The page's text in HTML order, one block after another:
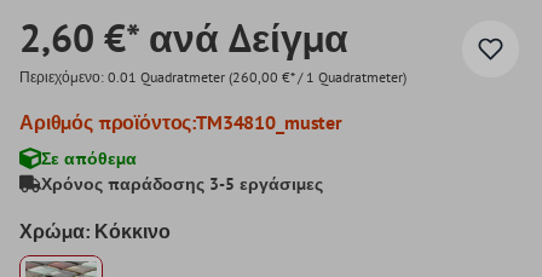
2,60 €* ανά Δείγμα
Περιεχόμενο: 0.01 Quadratmeter (260,00 €* / 1 Quadratmeter)
Αριθμός προϊόντος:TM34810_muster
Σε απόθεμα
Χρόνος παράδοσης 3-5 εργάσιμες
Χρώμα: Κόκκινο